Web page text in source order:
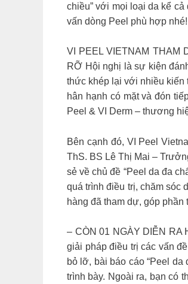
chiều” với mọi loại da kể
vấn dòng Peel phù hợp nhé!
VI PEEL VIETNAM THAM
RỠ Hội nghị là sự kiện
thức khép lại với nhiều kiến
hân hạnh có mặt và đón
Peel & VI Derm – thương
Bên cạnh đó, VI Peel
ThS. BS Lê Thị Mai –
sẻ về chủ đề “Peel da đa
quá trình điều trị, chăm sóc
hàng đã tham dự, góp
– CÒN 01 NGÀY DIỄN RA
giải pháp điều trị các vấn
bỏ lỡ, bài báo cáo “Peel
trình bày. Ngoài ra, bạn có